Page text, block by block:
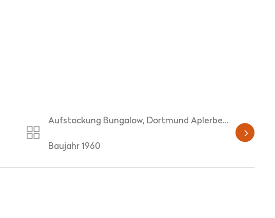
Aufstockung Bungalow, Dortmund Aplerbeck
Baujahr 1960